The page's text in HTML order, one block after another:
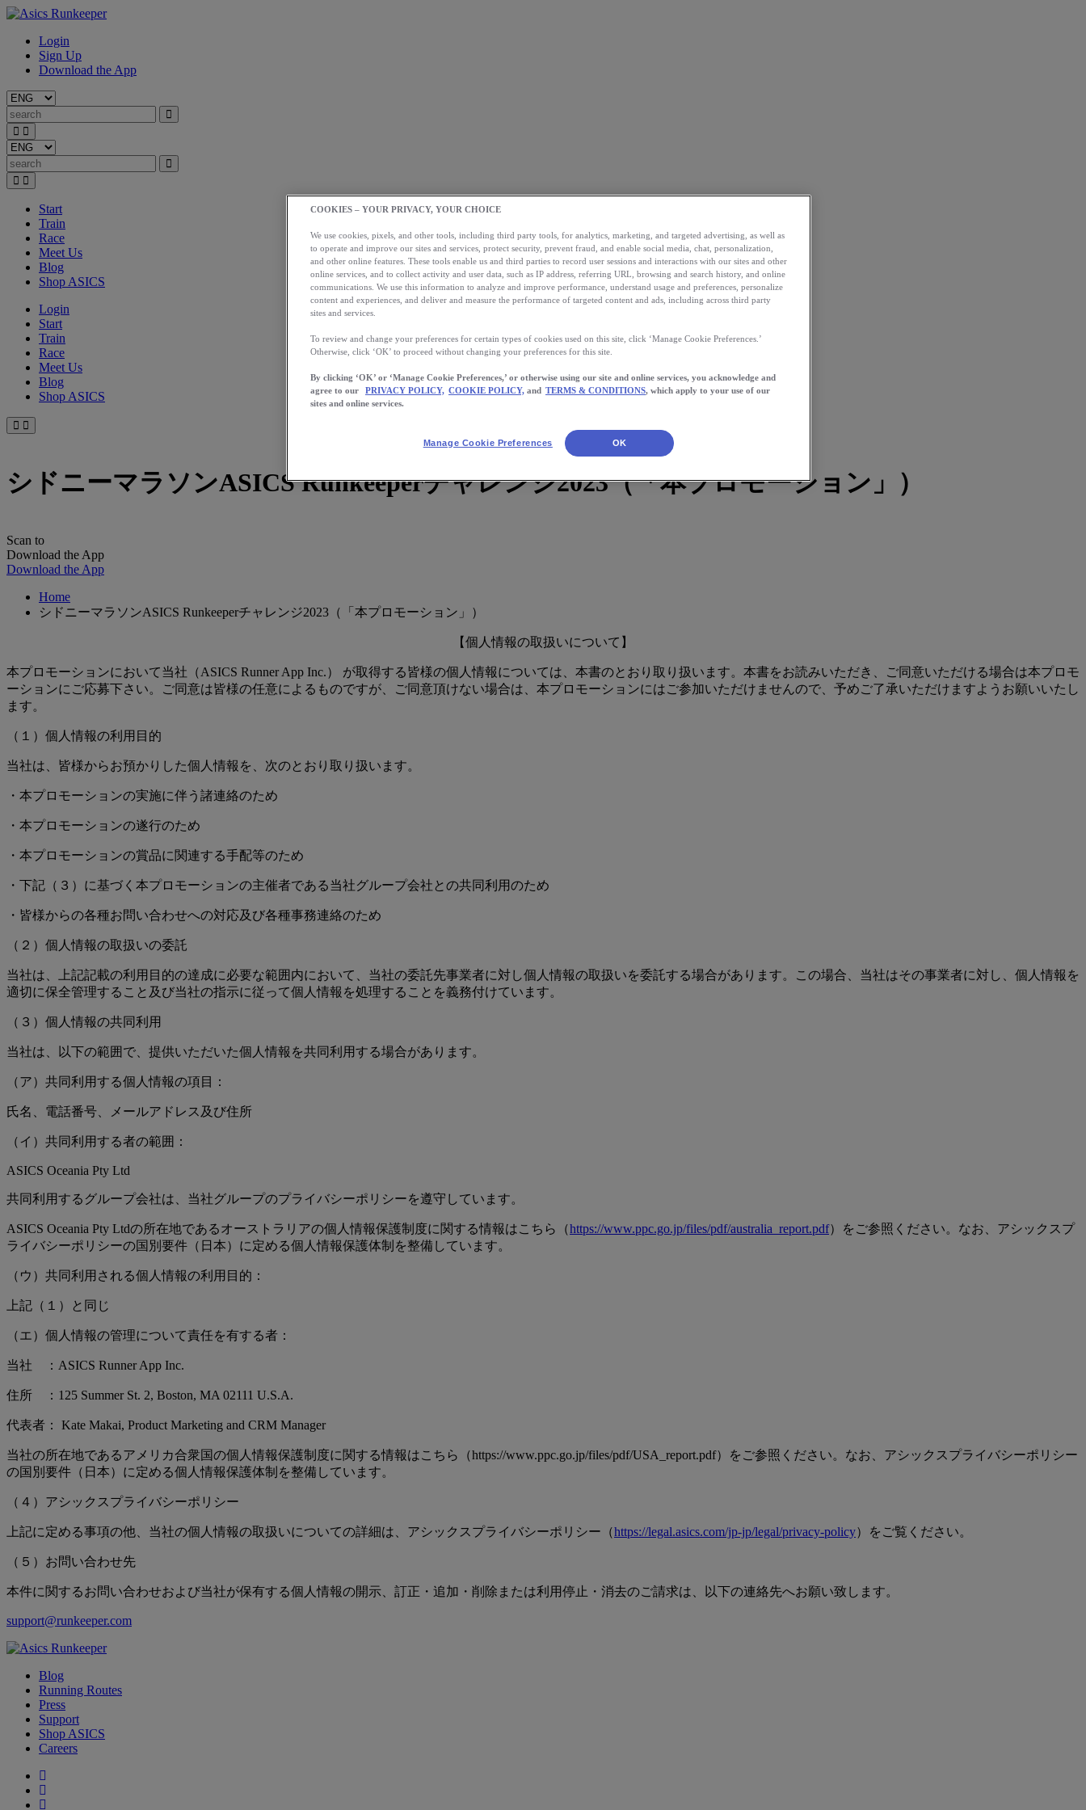
Login
Sign Up
Download the App
Start
Train
Race
Meet Us
Blog
Shop ASICS
Login
Start
Train
Race
Meet Us
Blog
Shop ASICS
シドニーマラソンASICS Runkeeperチャレンジ2023（「本プロモーション」）
Scan to
Download the App
Download the App
Home
シドニーマラソンASICS Runkeeperチャレンジ2023（「本プロモーション」）
【個人情報の取扱いについて】
本プロモーションにおいて当社（ASICS Runner App Inc.） が取得する皆様の個人情報については、本書のとおり取り扱います。本書をお読みいただき、ご同意いただける場合は本プロモ
ーションにご応募下さい。ご同意は皆様の任意によるものですが、ご同意頂けない場合は、本プロモーションにはご参加いただけませんので、予めご了承いただけますようお願いいたし
ます。
（１）個人情報の利用目的
当社は、皆様からお預かりした個人情報を、次のとおり取り扱います。
・本プロモーションの実施に伴う諸連絡のため
・本プロモーションの遂行のため
・本プロモーションの賞品に関連する手配等のため
・下記（３）に基づく本プロモーションの主催者である当社グループ会社との共同利用のため
・皆様からの各種お問い合わせへの対応及び各種事務連絡のため
（２）個人情報の取扱いの委託
当社は、上記記載の利用目的の達成に必要な範囲内において、当社の委託先事業者に対し個人情報の取扱いを委託する場合があります。この場合、当社はその事業者に対し、個人情報を
適切に保全管理すること及び当社の指示に従って個人情報を処理することを義務付けています。
（３）個人情報の共同利用
当社は、以下の範囲で、提供いただいた個人情報を共同利用する場合があります。
（ア）共同利用する個人情報の項目：
氏名、電話番号、メールアドレス及び住所
（イ）共同利用する者の範囲：
ASICS Oceania Pty Ltd
共同利用するグループ会社は、当社グループのプライバシーポリシーを遵守しています。
ASICS Oceania Pty Ltdの所在地であるオーストラリアの個人情報保護制度に関する情報はこちら（https://www.ppc.go.jp/files/pdf/australia_report.pdf）をご参照ください。なお、アシックスプ
ライバシーポリシーの国別要件（日本）に定める個人情報保護体制を整備しています。
（ウ）共同利用される個人情報の利用目的：
上記（１）と同じ
（エ）個人情報の管理について責任を有する者：
当社 ：ASICS Runner App Inc.
住所 ：125 Summer St. 2, Boston, MA 02111 U.S.A.
代表者： Kate Makai, Product Marketing and CRM Manager
当社の所在地であるアメリカ合衆国の個人情報保護制度に関する情報はこちら（https://www.ppc.go.jp/files/pdf/USA_report.pdf）をご参照ください。なお、アシックスプライバシーポリシー
の国別要件（日本）に定める個人情報保護体制を整備しています。
（４）アシックスプライバシーポリシー
上記に定める事項の他、当社の個人情報の取扱いについての詳細は、アシックスプライバシーポリシー（https://legal.asics.com/jp-jp/legal/privacy-policy）をご覧ください。
（５）お問い合わせ先
本件に関するお問い合わせおよび当社が保有する個人情報の開示、訂正・追加・削除または利用停止・消去のご請求は、以下の連絡先へお願い致します。
support@runkeeper.com
Blog
Running Routes
Press
Support
Shop ASICS
Careers
COOKIES – YOUR PRIVACY, YOUR CHOICE
We use cookies, pixels, and other tools, including third party tools, for analytics, marketing, and targeted advertising, as well as
to operate and improve our sites and services, protect security, prevent fraud, and enable social media, chat, personalization,
and other online features. These tools enable us and third parties to record user sessions and interactions with our sites and other
online services, and to collect activity and user data, such as IP address, referring URL, browsing and search history, and online
communications. We use this information to analyze and improve performance, understand usage and preferences, personalize
content and experiences, and deliver and measure the performance of targeted content and ads, including across third party
sites and services.
To review and change your preferences for certain types of cookies used on this site, click ‘Manage Cookie Preferences.’
Otherwise, click ‘OK’ to proceed without changing your preferences for this site.
By clicking ‘OK’ or ‘Manage Cookie Preferences,’ or otherwise using our site and online services, you acknowledge and
agree to our
PRIVACY POLICY, COOKIE POLICY, and TERMS & CONDITIONS, which apply to your use of our
sites and online services.
Manage Cookie Preferences OK